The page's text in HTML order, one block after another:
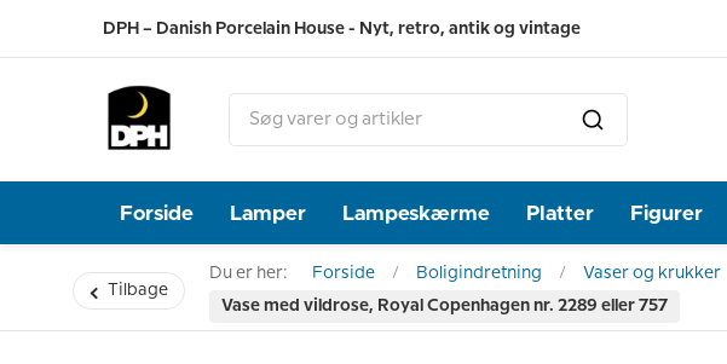
DPH – Danish Porcelain House - Nyt, retro, antik og vintage
Forside Lamper Lampeskærme Platter Figurer
Tilbage
Du er her: Forside Boligindretning Vaser og krukker
Vase med vildrose, Royal Copenhagen nr. 2289 eller 757